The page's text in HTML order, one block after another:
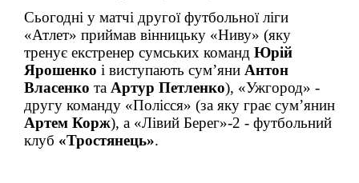
Сьогодні у матчі другої футбольної ліги
«Атлет» приймав вінницьку «Ниву» (яку
тренує екстренер сумських команд Юрій
Ярошенко і виступають сум’яни Антон
Власенко та Артур Петленко), «Ужгород» -
другу команду «Полісся» (за яку грає сум’янин
Артем Корж), а «Лівий Берег»-2 - футбольний
клуб «Тростянець».